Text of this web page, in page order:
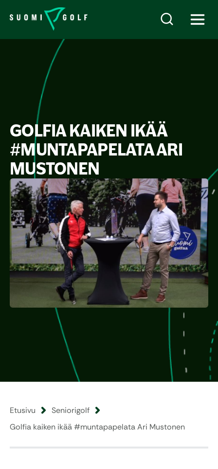
GOLFIA KAIKEN IKÄÄ
#MUNTAPAPELATA ARI
MUSTONEN
Etusivu
Seniorigolf
Golfia kaiken ikää #muntapapelata Ari Mustonen